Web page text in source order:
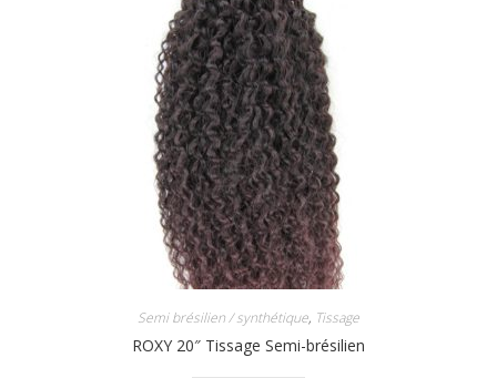
Semi brésilien / synthétique, Tissage
ROXY 20″ Tissage Semi-brésilien